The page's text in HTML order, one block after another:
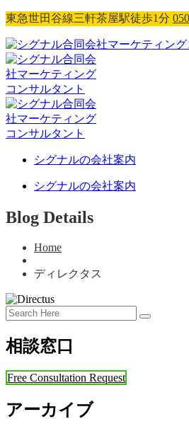
東急世田谷線三軒茶屋駅徒歩1分
シグナルの会社案内
シグナルの会社案内
Blog Details
Home
ディレクタス
相談窓口
Free Consultation Request
アーカイブ